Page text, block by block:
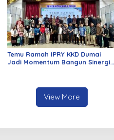
Temu Ramah IPRY KKD Dumai
Jadi Momentum Bangun Sinergi
View More